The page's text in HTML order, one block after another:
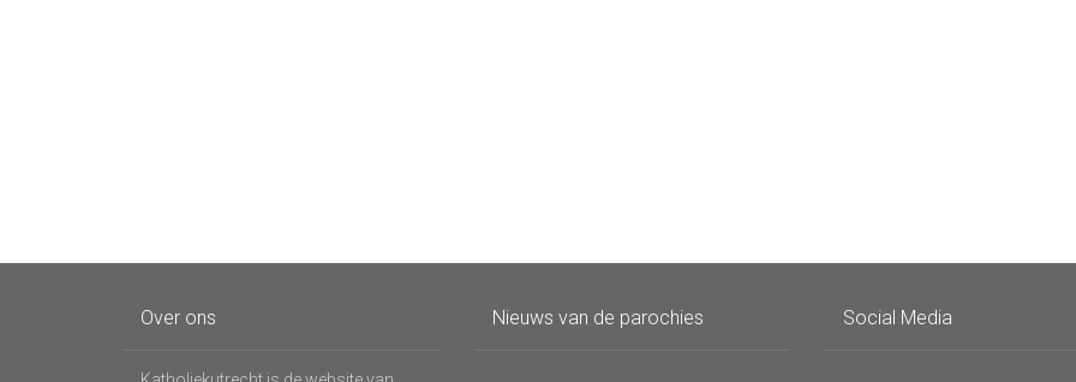
Over ons Nieuws van de parochies Social Media